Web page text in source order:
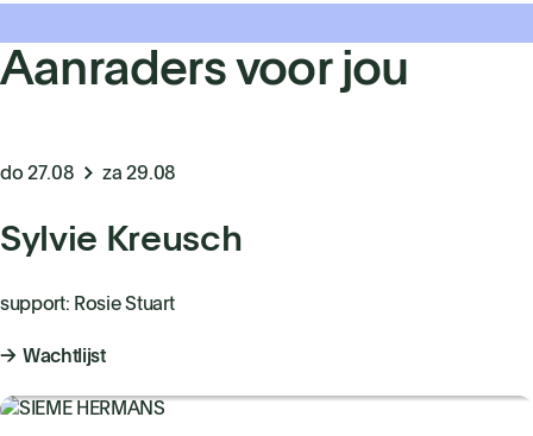
Aanraders voor jou
do 27.08 za 29.08
Sylvie Kreusch
support: Rosie Stuart
Wachtlijst